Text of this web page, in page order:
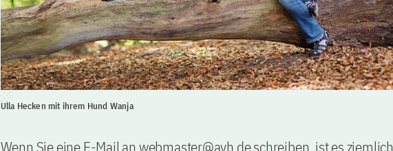
Ulla Hecken mit ihrem Hund Wanja
Wenn Sie eine E-Mail an webmaster@avh.de schreiben, ist es ziemlich